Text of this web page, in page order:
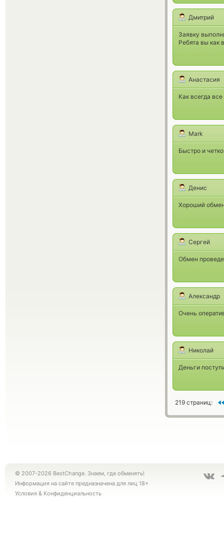
Дмитрий
Заявку
Ребята вы как
Анастасия
Как всегда
Mark
Быстро и
Денис
Хороший
Сергей
Обмен
Александр
Очень
Николай
Деньги
219 страниц:
© 2007-2026 BestChange. Знаем, где обменять!
Информация на сайте предназначена для лиц 18+
Условия & Конфиденциальность